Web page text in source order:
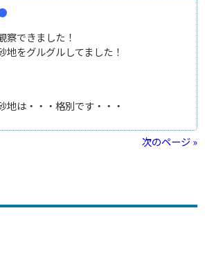
察できました！
地をグルグルしてました！
地は・・・格別です・・・
次のページ »